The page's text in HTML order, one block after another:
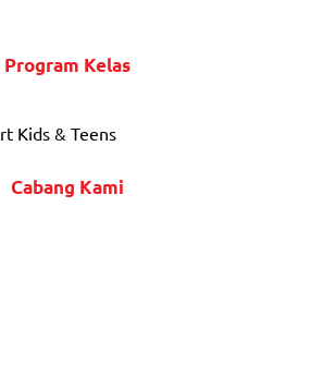
Program Kelas
Kids & Teens
Cabang Kami